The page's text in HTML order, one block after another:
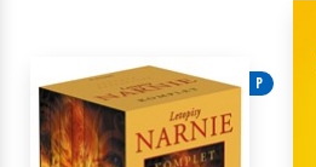
Všechny tituly
P